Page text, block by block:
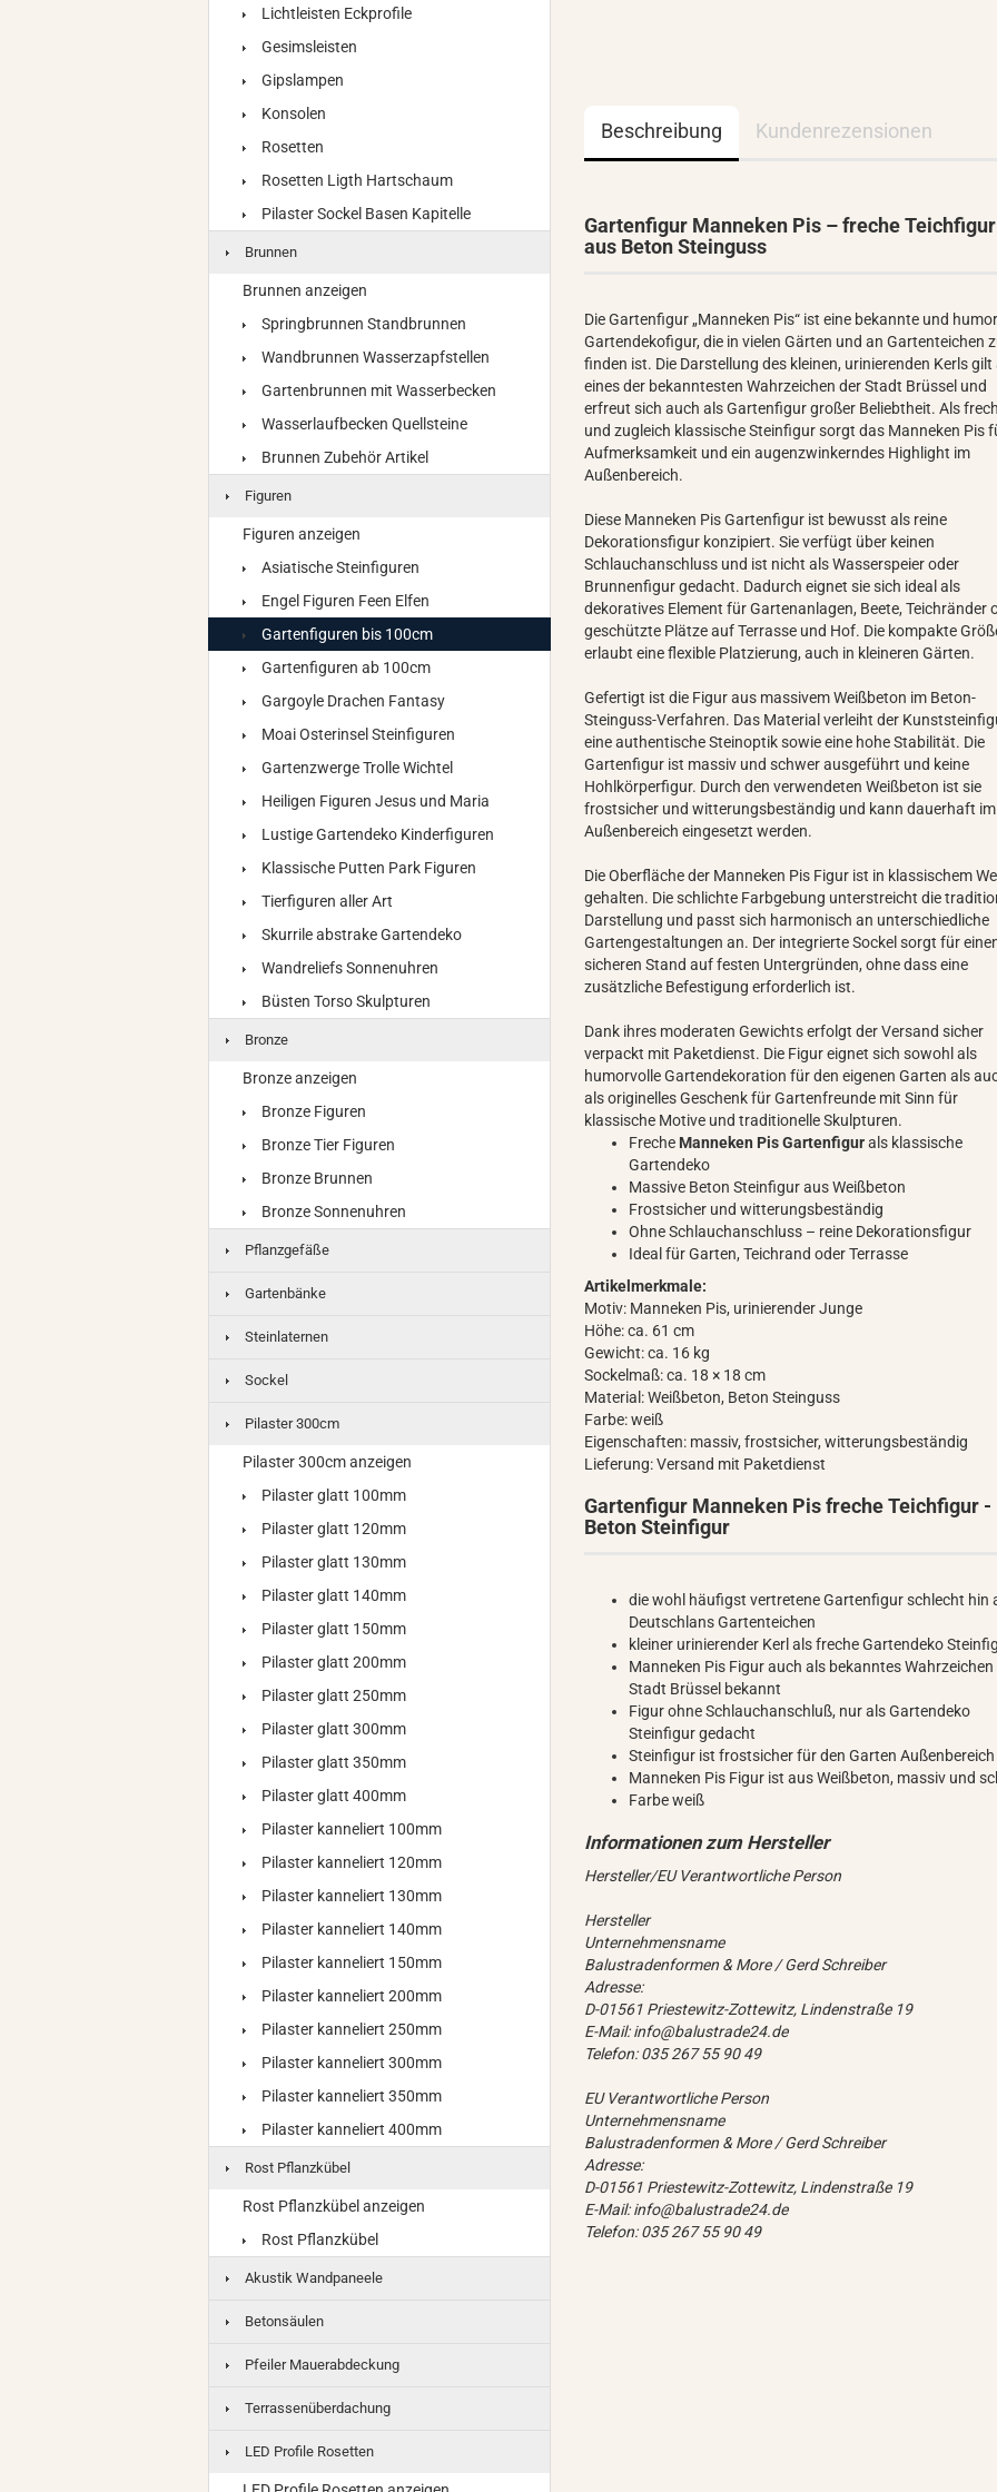
Beschreibung Kundenrezensionen
Gartenfigur Manneken Pis – freche Teichfigur
aus Beton Steinguss
Die Gartenfigur „Manneken Pis“ ist eine bekannte und
Gartendekofigur, die in vielen Gärten und an Gartenteichen
finden ist. Die Darstellung des kleinen, urinierenden Kerls gilt
eines der bekanntesten Wahrzeichen der Stadt Brüssel und
erfreut sich auch als Gartenfigur großer Beliebtheit. Als
und zugleich klassische Steinfigur sorgt das Manneken Pis
Aufmerksamkeit und ein augenzwinkerndes Highlight im
Außenbereich.
Diese Manneken Pis Gartenfigur ist bewusst als reine
Dekorationsfigur konzipiert. Sie verfügt über keinen
Schlauchanschluss und ist nicht als Wasserspeier oder
Brunnenfigur gedacht. Dadurch eignet sie sich ideal als
dekoratives Element für Gartenanlagen, Beete, Teichränder
geschützte Plätze auf Terrasse und Hof. Die kompakte
erlaubt eine flexible Platzierung, auch in kleineren Gärten.
Gefertigt ist die Figur aus massivem Weißbeton im Beton-
Steinguss-Verfahren. Das Material verleiht der
eine authentische Steinoptik sowie eine hohe Stabilität. Die
Gartenfigur ist massiv und schwer ausgeführt und keine
Hohlkörperfigur. Durch den verwendeten Weißbeton ist sie
frostsicher und witterungsbeständig und kann dauerhaft im
Außenbereich eingesetzt werden.
Die Oberfläche der Manneken Pis Figur ist in klassischem
gehalten. Die schlichte Farbgebung unterstreicht die
Darstellung und passt sich harmonisch an unterschiedliche
Gartengestaltungen an. Der integrierte Sockel sorgt für
sicheren Stand auf festen Untergründen, ohne dass eine
zusätzliche Befestigung erforderlich ist.
Dank ihres moderaten Gewichts erfolgt der Versand sicher
verpackt mit Paketdienst. Die Figur eignet sich sowohl als
humorvolle Gartendekoration für den eigenen Garten als
als originelles Geschenk für Gartenfreunde mit Sinn für
klassische Motive und traditionelle Skulpturen.
Freche Manneken Pis Gartenfigurals klassische
Gartendeko
Massive Beton Steinfigur aus Weißbeton
Frostsicher und witterungsbeständig
Ohne Schlauchanschluss – reine Dekorationsfigur
Ideal für Garten, Teichrand oder Terrasse
Artikelmerkmale:
Motiv: Manneken Pis, urinierender Junge
Höhe: ca. 61 cm
Gewicht: ca. 16 kg
Sockelmaß: ca. 18 × 18 cm
Material: Weißbeton, Beton Steinguss
Farbe: weiß
Eigenschaften: massiv, frostsicher, witterungsbeständig
Lieferung: Versand mit Paketdienst
Gartenfigur Manneken Pis freche Teichfigur -
Beton Steinfigur
die wohl häufigst vertretene Gartenfigur schlecht hin
Deutschlans Gartenteichen
kleiner urinierender Kerl als freche Gartendeko
Manneken Pis Figur auch als bekanntes Wahrzeichen
Stadt Brüssel bekannt
Figur ohne Schlauchanschluß, nur als Gartendeko
Steinfigur gedacht
Steinfigur ist frostsicher für den Garten Außenbereich
Manneken Pis Figur ist aus Weißbeton, massiv und
Farbe weiß
Hersteller/EU Verantwortliche Person
Hersteller
Unternehmensname
Balustradenformen & More / Gerd Schreiber
Adresse:
D-01561 Priestewitz-Zottewitz, Lindenstraße 19
E-Mail: info@balustrade24.de
Telefon: 035 267 55 90 49
EU Verantwortliche Person
Unternehmensname
Balustradenformen & More / Gerd Schreiber
Adresse:
D-01561 Priestewitz-Zottewitz, Lindenstraße 19
E-Mail: info@balustrade24.de
Telefon: 035 267 55 90 49
Lichtleisten Eckprofile
Gesimsleisten
Gipslampen
Konsolen
Rosetten
Rosetten Ligth Hartschaum
Pilaster Sockel Basen Kapitelle
Brunnen
Brunnen anzeigen
Springbrunnen Standbrunnen
Wandbrunnen Wasserzapfstellen
Gartenbrunnen mit Wasserbecken
Wasserlaufbecken Quellsteine
Brunnen Zubehör Artikel
Figuren
Figuren anzeigen
Asiatische Steinfiguren
Engel Figuren Feen Elfen
Gartenfiguren bis 100cm
Gartenfiguren ab 100cm
Gargoyle Drachen Fantasy
Moai Osterinsel Steinfiguren
Gartenzwerge Trolle Wichtel
Heiligen Figuren Jesus und Maria
Lustige Gartendeko Kinderfiguren
Klassische Putten Park Figuren
Tierfiguren aller Art
Skurrile abstrake Gartendeko
Wandreliefs Sonnenuhren
Büsten Torso Skulpturen
Bronze
Bronze anzeigen
Bronze Figuren
Bronze Tier Figuren
Bronze Brunnen
Bronze Sonnenuhren
Pflanzgefäße
Gartenbänke
Steinlaternen
Sockel
Pilaster 300cm
Pilaster 300cm anzeigen
Pilaster glatt 100mm
Pilaster glatt 120mm
Pilaster glatt 130mm
Pilaster glatt 140mm
Pilaster glatt 150mm
Pilaster glatt 200mm
Pilaster glatt 250mm
Pilaster glatt 300mm
Pilaster glatt 350mm
Pilaster glatt 400mm
Pilaster kanneliert 100mm
Pilaster kanneliert 120mm
Pilaster kanneliert 130mm
Pilaster kanneliert 140mm
Pilaster kanneliert 150mm
Pilaster kanneliert 200mm
Pilaster kanneliert 250mm
Pilaster kanneliert 300mm
Pilaster kanneliert 350mm
Pilaster kanneliert 400mm
Rost Pflanzkübel
Rost Pflanzkübel anzeigen
Rost Pflanzkübel
Akustik Wandpaneele
Betonsäulen
Pfeiler Mauerabdeckung
Terrassenüberdachung
LED Profile Rosetten